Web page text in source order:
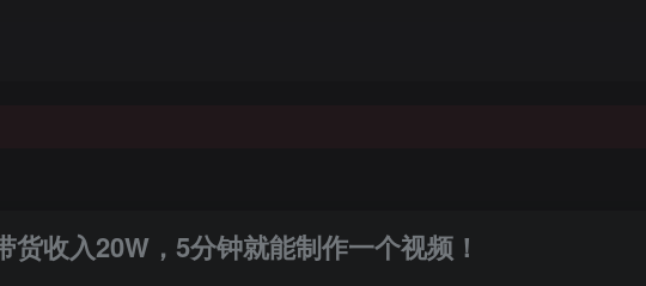
货收入20W，5分钟就能制作一个视频！